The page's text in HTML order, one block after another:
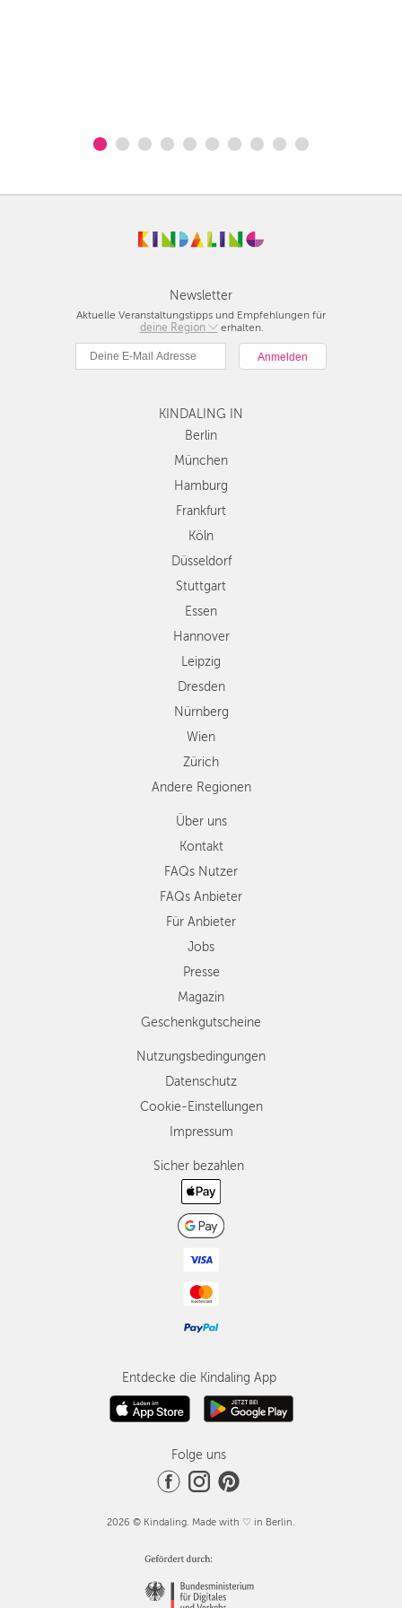
Newsletter
Aktuelle Veranstaltungstipps und Empfehlungen für
deine Region
Berlin
München
Hamburg
Köln
Düsseldorf
Stuttgart
Essen
Dresden
Nürnberg
Wien
Zürich
Andere
Regionen
erhalten.
KINDALING IN
Berlin
München
Hamburg
Frankfurt
Köln
Düsseldorf
Stuttgart
Essen
Hannover
Leipzig
Dresden
Nürnberg
Wien
Zürich
Andere Regionen
Über uns
Kontakt
FAQs Nutzer
FAQs Anbieter
Für Anbieter
Jobs
Presse
Magazin
Geschenkgutscheine
Nutzungsbedingungen
Datenschutz
Cookie-Einstellungen
Impressum
Sicher bezahlen
Entdecke die Kindaling App
Folge uns
2026 © Kindaling. Made with ♡ in Berlin.